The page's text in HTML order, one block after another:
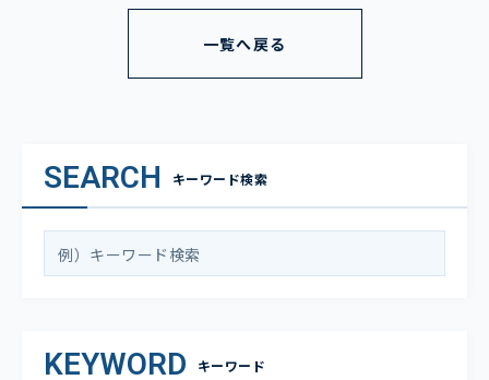
一覧へ戻る
SEARCH キーワード検索
KEYWORD キーワード